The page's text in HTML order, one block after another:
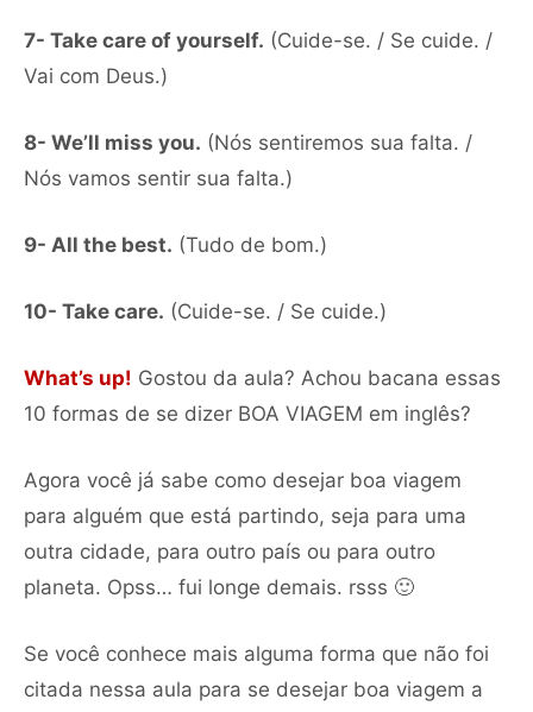
7- Take care of yourself. (Cuide-se. / Se cuide. /
Vai com Deus.)
8- We’ll miss you. (Nós sentiremos sua falta. /
Nós vamos sentir sua falta.)
9- All the best. (Tudo de bom.)
10- Take care. (Cuide-se. / Se cuide.)
What’s up! Gostou da aula? Achou bacana essas
10 formas de se dizer BOA VIAGEM em inglês?
Agora você já sabe como desejar boa viagem
para alguém que está partindo, seja para uma
outra cidade, para outro país ou para outro
planeta. Opss… fui longe demais. rsss 🙂
Se você conhece mais alguma forma que não foi
citada nessa aula para se desejar boa viagem a